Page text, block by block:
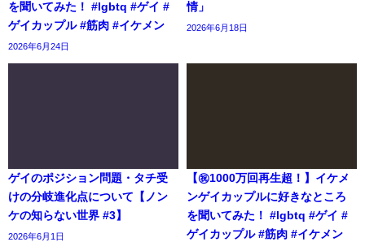
を聞いてみた！ #lgbtq #ゲイ #
ゲイカップル #筋肉 #イケメン
2026年6月24日
情」
2026年6月18日
ゲイのポジション問題・タチ受
けの分岐進化点について【ノン
ケの知らない世界 #3】
2026年6月1日
【㊗️1000万回再生超！】イケメ
ンゲイカップルに好きなところ
を聞いてみた！ #lgbtq #ゲイ #
ゲイカップル #筋肉 #イケメン